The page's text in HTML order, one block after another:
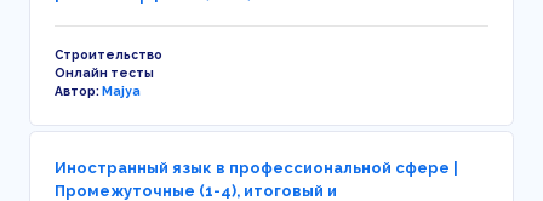
Строительство
Онлайн тесты
Автор:Majya
Иностранный язык в профессиональной сфере |
Промежуточные (1-4), итоговый и